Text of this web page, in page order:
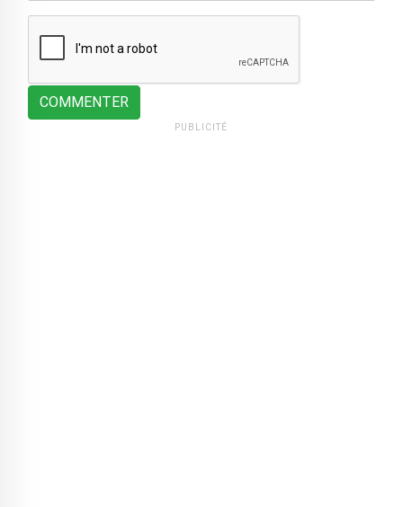
COMMENTER
PUBLICITÉ